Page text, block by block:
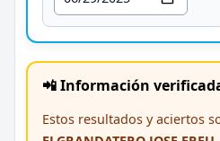
📲 Información
Estos resultados y aciertos